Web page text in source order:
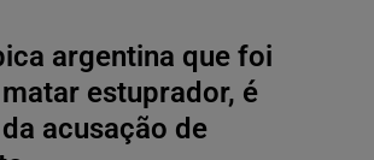
argentina que foi
estuprador, é
acusação de